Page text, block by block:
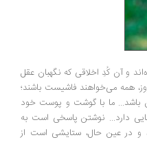
و آن کُدِ اخلاقی که نگهبان عقل
همه می‌خواهند فاشیست باشند؛
باشد... ما با گوشت و پوست خود
دارد... نوشتن پاسخی است به
و در عین حال، ستایشی است از